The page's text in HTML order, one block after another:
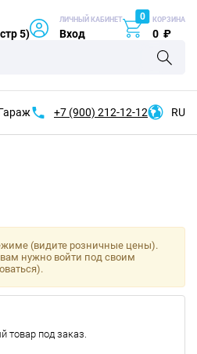
5)
ЛИЧНЫЙ КАБИНЕТ
Вход
0 КОРЗИНА
0 ₽
+7 (900) 212-12-12 RU
(видите розничные цены).
нужно войти под своим
под заказ.